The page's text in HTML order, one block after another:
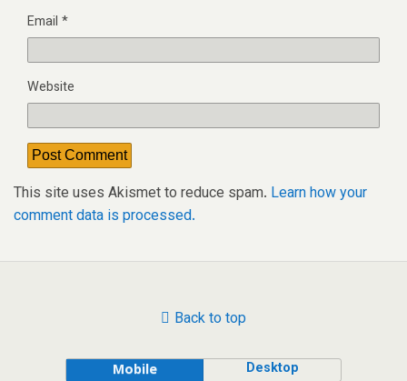
Email *
Website
This site uses Akismet to reduce spam. Learn how your
comment data is processed.
Back to top
Mobile Desktop